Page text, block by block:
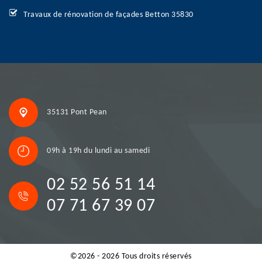
Travaux de rénovation de façades Betton 35830
35131 Pont Pean
09h à 19h du lundi au samedi
02 52 56 51 14
07 71 67 39 07
©2026 - 2026 Tous droits réservés